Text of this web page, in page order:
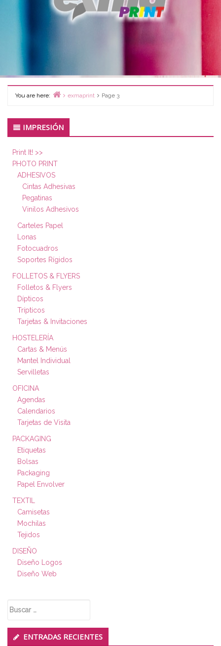
You are here:
exmaprint Page 3
Primary
Sidebar
IMPRESIÓN
Print It! >>
PHOTO PRINT
ADHESIVOS
Cintas Adhesivas
Pegatinas
Vinilos Adhesivos
Carteles Papel
Lonas
Fotocuadros
Soportes Rígidos
FOLLETOS & FLYERS
Folletos & Flyers
Dípticos
Trípticos
Tarjetas & Invitaciones
HOSTELERÍA
Cartas & Menús
Mantel Individual
Servilletas
OFICINA
Agendas
Calendarios
Tarjetas de Visita
PACKAGING
Etiquetas
Bolsas
Packaging
Papel Envolver
TEXTIL
Camisetas
Mochilas
Tejidos
DISEÑO
Diseño Logos
Diseño Web
ENTRADAS RECIENTES